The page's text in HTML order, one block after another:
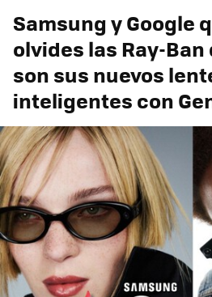
Samsung y Google
olvides las Ray-
son sus nuevos
inteligentes con